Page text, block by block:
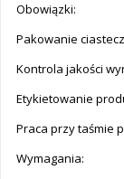
Obowiązki:
Pakowanie
Kontrola jakości
Etykietowanie
Praca przy taśmie
Wymagania: